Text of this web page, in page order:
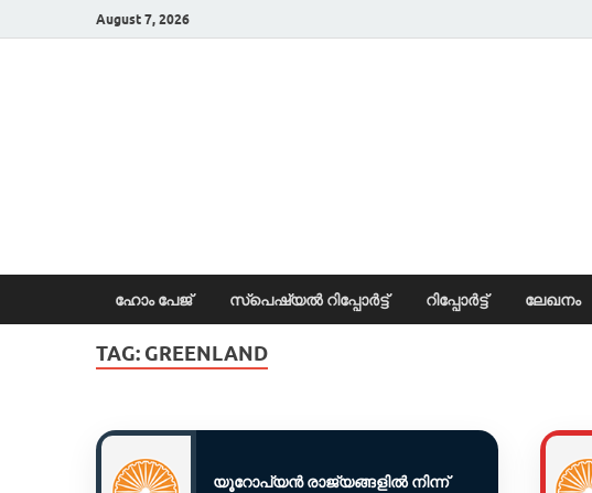
August 7, 2026
ഹോം പേജ് സ്പെഷ്യൽ റിപ്പോര്‍ട്ട് റിപ്പോര്‍ട്ട് ലേഖനം
TAG: GREENLAND
യൂറോപ്യൻ രാജ്യങ്ങളിൽ നിന്ന്